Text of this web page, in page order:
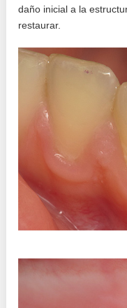
daño inicial a la
restaurar.